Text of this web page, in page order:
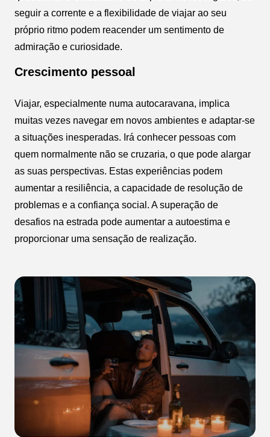
seguir a corrente e a flexibilidade de viajar ao seu
próprio ritmo podem reacender um sentimento de
admiração e curiosidade.
Crescimento pessoal
Viajar, especialmente numa autocaravana, implica
muitas vezes navegar em novos ambientes e adaptar-se
a situações inesperadas. Irá conhecer pessoas com
quem normalmente não se cruzaria, o que pode alargar
as suas perspectivas. Estas experiências podem
aumentar a resiliência, a capacidade de resolução de
problemas e a confiança social. A superação de
desafios na estrada pode aumentar a autoestima e
proporcionar uma sensação de realização.